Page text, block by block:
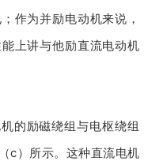
作为并励电动机来说，
上讲与他励直流电动机
的励磁绕组与电枢绕组
c）所示。这种直流电机